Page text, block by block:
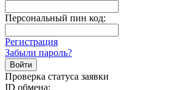
Персональный пин код:
Регистрация
Забыли пароль?
Проверка статуса заявки
ID обмена: